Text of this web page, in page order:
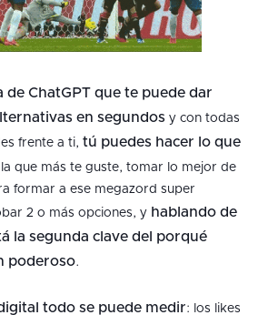
de ChatGPT que te puede dar
en segundos y con todas
frente a ti, tú puedes hacer lo que
que más te guste, tomar lo mejor de
formar a ese megazord super
2 o más opciones, y hablando de
la segunda clave del porqué
poderoso.
todo se puede medir: los likes